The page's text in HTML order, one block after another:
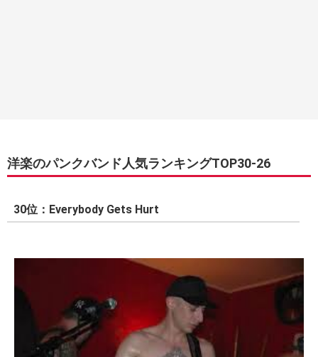
洋楽のパンクバンド人気ランキングTOP30-26
30位：Everybody Gets Hurt